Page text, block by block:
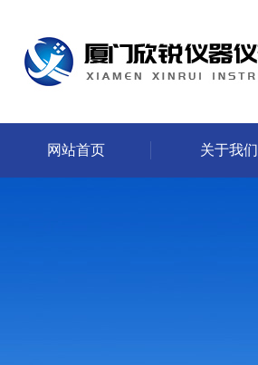
网站首页 关于我们